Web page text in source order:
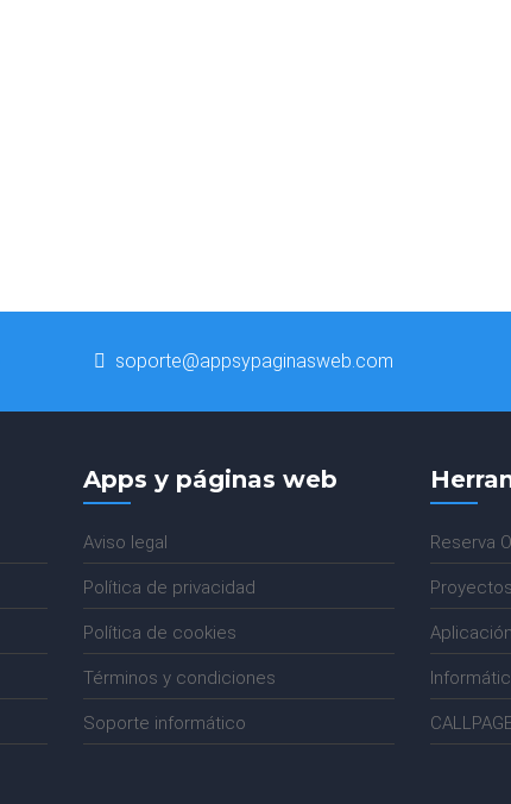
soporte@appsypaginasweb.com
Apps y páginas web
Aviso legal
Política de privacidad
Política de cookies
Términos y condiciones
Soporte informático
Reserva